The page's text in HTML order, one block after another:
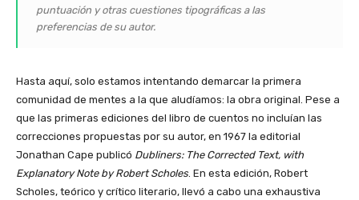
puntuación y otras cuestiones tipográficas a las
preferencias de su autor.
Hasta aquí, solo estamos intentando demarcar la primera
comunidad de mentes a la que aludíamos: la obra original. Pese a
que las primeras ediciones del libro de cuentos no incluían las
correcciones propuestas por su autor, en 1967 la editorial
Jonathan Cape publicó Dubliners: The Corrected Text, with
Explanatory Note by Robert Scholes . En esta edición, Robert
Scholes, teórico y crítico literario, llevó a cabo una exhaustiva